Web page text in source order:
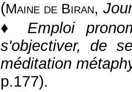
(Maine de Biran,
♦ Emploi
s'objectiver, de
méditation
p.177).